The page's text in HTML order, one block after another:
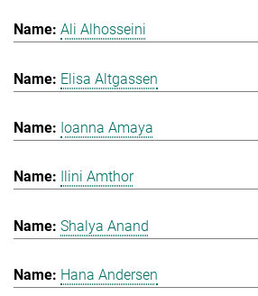
Ali Alhosseini
Elisa Altgassen
Ioanna Amaya
Ilini Amthor
Shalya Anand
Hana Andersen